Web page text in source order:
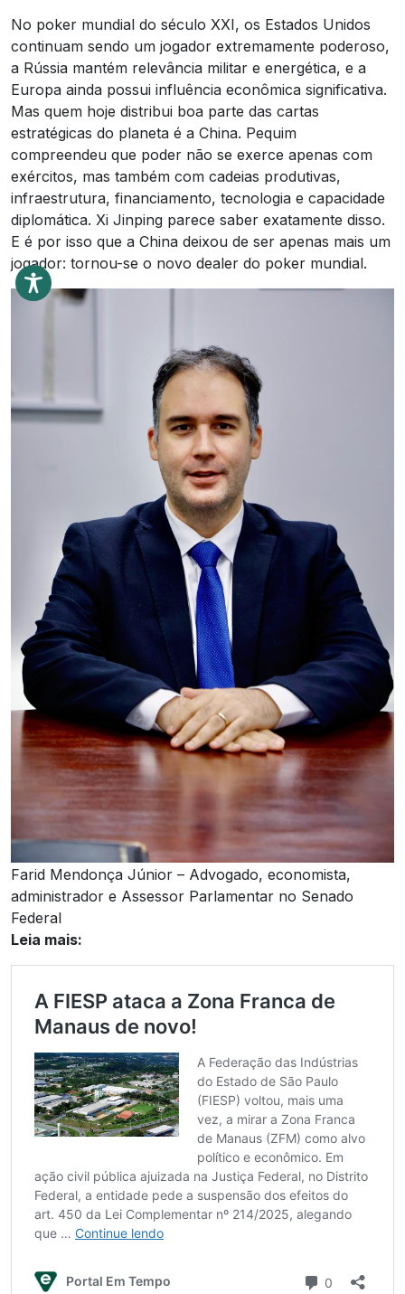
No poker mundial do século XXI, os Estados Unidos
continuam sendo um jogador extremamente poderoso,
a Rússia mantém relevância militar e energética, e a
Europa ainda possui influência econômica significativa.
Mas quem hoje distribui boa parte das cartas
estratégicas do planeta é a China. Pequim
compreendeu que poder não se exerce apenas com
exércitos, mas também com cadeias produtivas,
infraestrutura, financiamento, tecnologia e capacidade
diplomática. Xi Jinping parece saber exatamente disso.
E é por isso que a China deixou de ser apenas mais um
jogador: tornou-se o novo dealer do poker mundial.
Farid Mendonça Júnior – Advogado, economista,
administrador e Assessor Parlamentar no Senado
Federal
Leia mais: